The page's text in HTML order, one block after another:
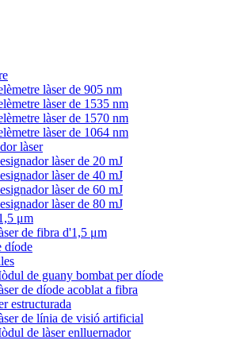
làser de 905 nm
làser de 1535 nm
làser de 1570 nm
làser de 1064 nm
làser
làser de 20 mJ
làser de 40 mJ
làser de 60 mJ
làser de 80 mJ
μm
de fibra d'1,5 μm
díode
de guany bombat per díode
de díode acoblat a fibra
estructurada
de línia de visió artificial
de làser enlluernador